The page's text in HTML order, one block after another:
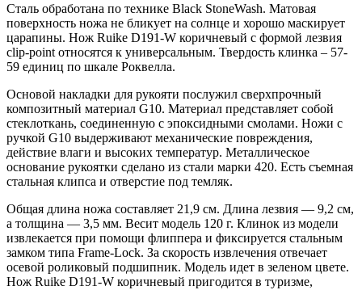
Сталь обработана по технике Black StoneWash. Матовая
поверхность ножа не бликует на солнце и хорошо маскирует
царапины. Нож Ruike D191-W коричневый с формой лезвия
clip-point относятся к универсальным. Твердость клинка – 57-
59 единиц по шкале Роквелла.
Основой накладки для рукояти послужил сверхпрочный
композитный материал G10. Материал представляет собой
стеклоткань, соединенную с эпоксидными смолами. Ножи с
ручкой G10 выдерживают механические повреждения,
действие влаги и высоких температур. Металлическое
основание рукоятки сделано из стали марки 420. Есть съемная
стальная клипса и отверстие под темляк.
Общая длина ножа составляет 21,9 см. Длина лезвия — 9,2 см,
а толщина — 3,5 мм. Весит модель 120 г. Клинок из модели
извлекается при помощи флиппера и фиксируется стальным
замком типа Frame-Lock. За скорость извлечения отвечает
осевой роликовый подшипник. Модель идет в зеленом цвете.
Нож Ruike D191-W коричневый пригодится в туризме,